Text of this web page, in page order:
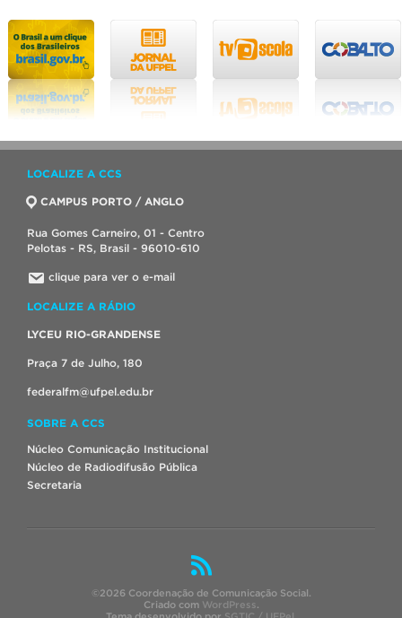
LOCALIZE A CCS
CAMPUS PORTO / ANGLO
Rua Gomes Carneiro, 01 - Centro
Pelotas - RS, Brasil - 96010-610
clique para ver o e-mail
LOCALIZE A RÁDIO
LYCEU RIO-GRANDENSE
Praça 7 de Julho, 180
federalfm@ufpel.edu.br
SOBRE A CCS
Núcleo Comunicação Institucional
Núcleo de Radiodifusão Pública
Secretaria
©2026 Coordenação de Comunicação Social.
Criado com WordPress.